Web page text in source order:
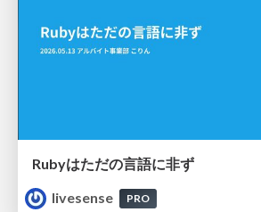
Rubyはただの⾔語に⾮ず
livesense
PRO